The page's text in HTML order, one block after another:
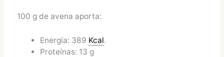
100 g de avena aporta:
Energía: 389 Kcal.
Proteínas: 13 g